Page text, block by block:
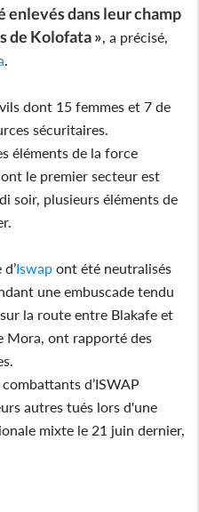
enlevés dans leur champ
de Kolofata », a précisé,
.
dont 15 femmes et 7 de
sécuritaires.
éléments de la force
le premier secteur est
soir, plusieurs éléments de
Iswap ont été neutralisés
une embuscade tendu
la route entre Blakafe et
Mora, ont rapporté des
d’ISWAP
autres tués lors d'une
mixte le 21 juin dernier,